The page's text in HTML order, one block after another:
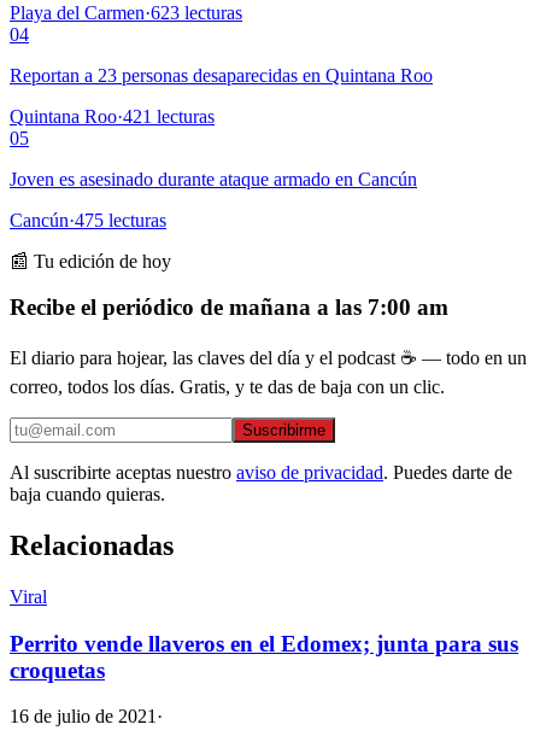
Playa del Carmen·623 lecturas
04
Reportan a 23 personas desaparecidas en Quintana Roo
Quintana Roo·421 lecturas
05
Joven es asesinado durante ataque armado en Cancún
Cancún·475 lecturas
📰 Tu edición de hoy
Recibe el periódico de mañana a las 7:00 am
El diario para hojear, las claves del día y el podcast ☕ — todo en un
correo, todos los días. Gratis, y te das de baja con un clic.
Suscribirme
Al suscribirte aceptas nuestro aviso de privacidad. Puedes darte de
baja cuando quieras.
Relacionadas
Viral
Perrito vende llaveros en el Edomex; junta para sus
croquetas
16 de julio de 2021 ·